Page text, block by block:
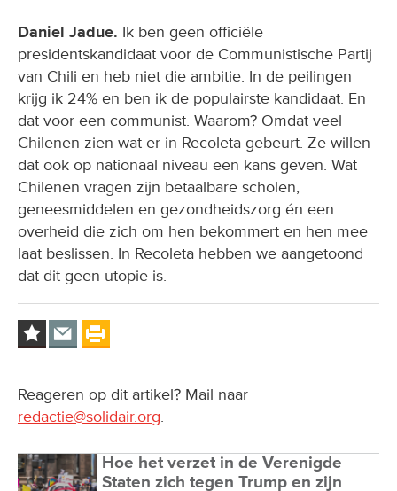
Daniel Jadue. Ik ben geen officiële
presidentskandidaat voor de Communistische Partij
van Chili en heb niet die ambitie. In de peilingen
krijg ik 24% en ben ik de populairste kandidaat. En
dat voor een communist. Waarom? Omdat veel
Chilenen zien wat er in Recoleta gebeurt. Ze willen
dat ook op nationaal niveau een kans geven. Wat
Chilenen vragen zijn betaalbare scholen,
geneesmiddelen en gezondheidszorg én een
overheid die zich om hen bekommert en hen mee
laat beslissen. In Recoleta hebben we aangetoond
dat dit geen utopie is.
Reageren op dit artikel? Mail naar
redactie@solidair.org.
Hoe het verzet in de Verenigde
Staten zich tegen Trump en zijn